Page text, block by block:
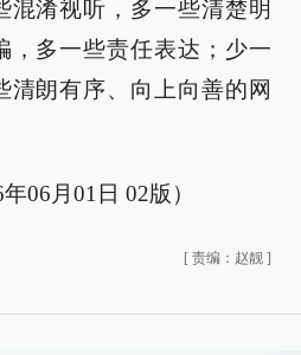
混淆视听，多一些清楚明
，多一些责任表达；少一
清朗有序、向上向善的网
06月01日 02版）
[ 责编：赵靓 ]